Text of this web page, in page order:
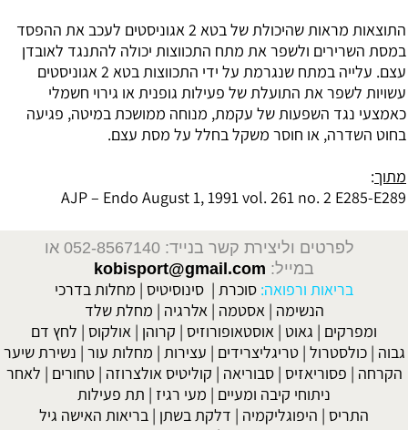
התוצאות מראות שהיכולת של בטא 2 אגוניסטים לעכב את ההפסד
במסת השרירים ולשפר את מתח התכווצות יכולה להתנגד לאובדן
עצם. עלייה במתח שנגרמת על ידי התכווצות בטא 2 אגוניסטים
עשויות לשפר את התועלת של פעילות גופנית או גירוי חשמלי
כאמצעי נגד השפעות של עקמת, מנוחה ממושכת במיטה, פגיעה
בחוט השדרה, או חוסר משקל בחלל על מסת עצם.
מתוך:
AJP – Endo August 1, 1991 vol. 261 no. 2 E285-E289
לפרטים וליצירת קשר בנייד: 052-8567140
או
במייל: kobisport@gmail.com
בריאות ורפואה: סוכרת | סינוסיטיס | מחלות בדרכי
הנשימה |אסטמה |אלרגיה | מחלת שלד
ומפרקים | גאוט | אוסטאופורוזיס | קרוהן | אולקוס | לחץ דם
גבוה |כולסטרול |טריגליצרידים | עצירות | מחלות עור | נשירת שיער
הקרחה | פסוריאזיס |סבוריאה | קוליטיס אולצרוזה |טחורים | לאחר
ניתוחי קיבה ומעיים | מעי רגיז | תת פעילות
התריס | היפוגליקמיה | דלקת בשתן | בריאות האישה גיל